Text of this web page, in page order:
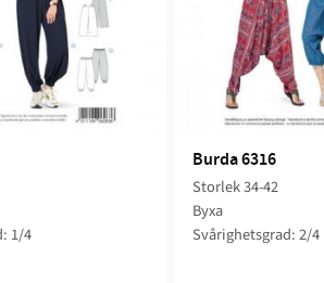
1/4
Burda 6316
Storlek 34-42
Byxa
Svårighetsgrad: 2/4